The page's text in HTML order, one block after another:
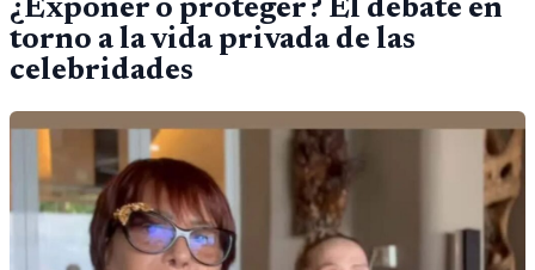
jugada en Budapest.
¿Exponer o proteger? El debate en
torno a la vida privada de las
celebridades